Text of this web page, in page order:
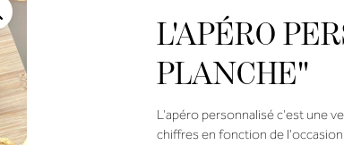
L'APÉRO
PLANCHE"
L'apéro personnalisé c'est une
chiffres en fonction de